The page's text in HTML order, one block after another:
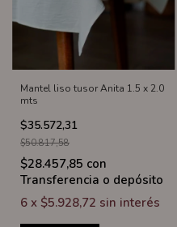
Mantel liso tusor Anita 1.5 x 2.0
mts
$35.572,31
$50.817,58
$28.457,85 con
Transferencia o depósito
6 x $5.928,72 sin interés